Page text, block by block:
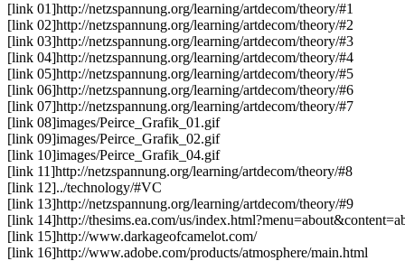
[link 01]http://netzspannung.org/learning/artdecom/theory/#1
[link 02]http://netzspannung.org/learning/artdecom/theory/#2
[link 03]http://netzspannung.org/learning/artdecom/theory/#3
[link 04]http://netzspannung.org/learning/artdecom/theory/#4
[link 05]http://netzspannung.org/learning/artdecom/theory/#5
[link 06]http://netzspannung.org/learning/artdecom/theory/#6
[link 07]http://netzspannung.org/learning/artdecom/theory/#7
[link 08]images/Peirce_Grafik_01.gif
[link 09]images/Peirce_Grafik_02.gif
[link 10]images/Peirce_Grafik_04.gif
[link 11]http://netzspannung.org/learning/artdecom/theory/#8
[link 12]../technology/#VC
[link 13]http://netzspannung.org/learning/artdecom/theory/#9
[link 14]http://thesims.ea.com/us/
[link 15]http://www.darkageofcamelot.com/
[link 16]http://www.adobe.com/products/atmosphere/main.html